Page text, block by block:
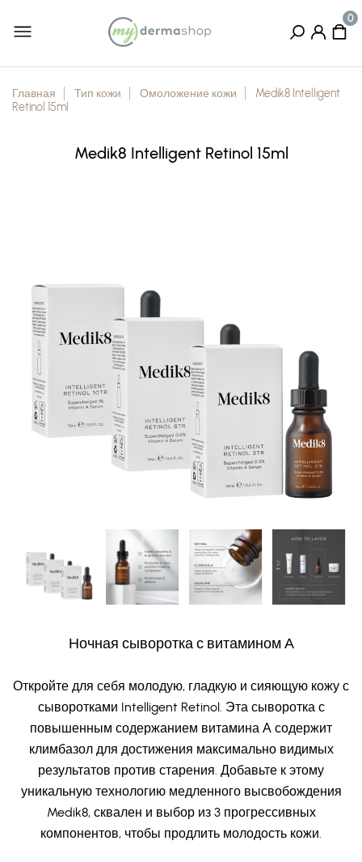
Главная Тип кожи Омоложение кожи
Medik8 Intelligent
Retinol 15ml
Medik8 Intelligent Retinol 15ml
Ночная сыворотка с витамином А
Откройте для себя молодую, гладкую и сияющую кожу с
сыворотками Intelligent Retinol. Эта сыворотка с
повышенным содержанием витамина А содержит
климбазол для достижения максимально видимых
результатов против старения. Добавьте к этому
уникальную технологию медленного высвобождения
Medik8, сквален и выбор из 3 прогрессивных
компонентов, чтобы продлить молодость кожи.